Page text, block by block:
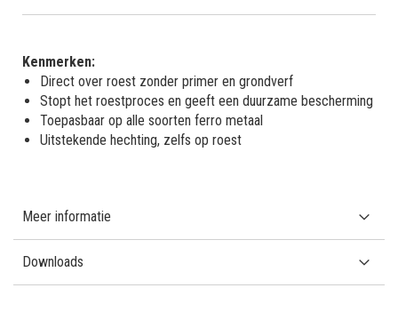
Kenmerken:
Direct over roest zonder primer en grondverf
Stopt het roestproces en geeft een duurzame bescherming
Toepasbaar op alle soorten ferro metaal
Uitstekende hechting, zelfs op roest
Meer informatie
Downloads